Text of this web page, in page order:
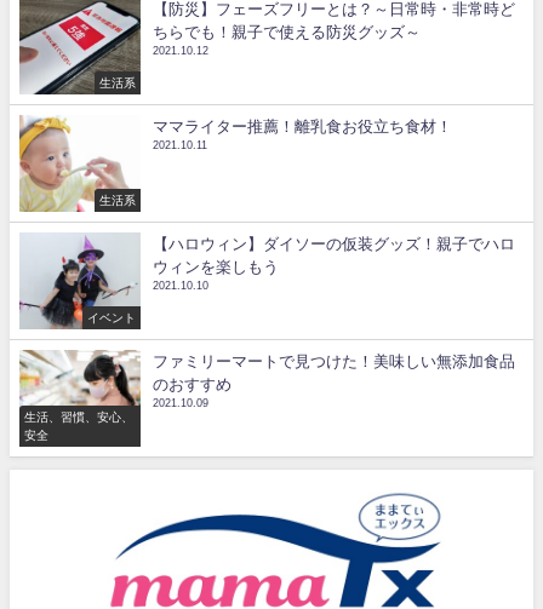
生活系
【防災】フェーズフリーとは？～日常時・非常時ど
ちらでも！親子で使える防災グッズ～
2021.10.12
生活系
ママライター推薦！離乳食お役立ち食材！
2021.10.11
イベント
【ハロウィン】ダイソーの仮装グッズ！親子でハロ
ウィンを楽しもう
2021.10.10
生活、習慣、安心、
安全
ファミリーマートで見つけた！美味しい無添加食品
のおすすめ
2021.10.09